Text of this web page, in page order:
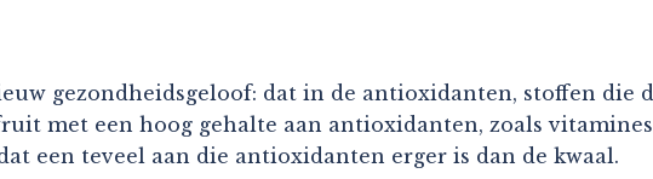
gezondheidsgeloof: dat in de antioxidanten, stoffen die
met een hoog gehalte aan antioxidanten, zoals vitamines
een teveel aan die antioxidanten erger is dan de kwaal.